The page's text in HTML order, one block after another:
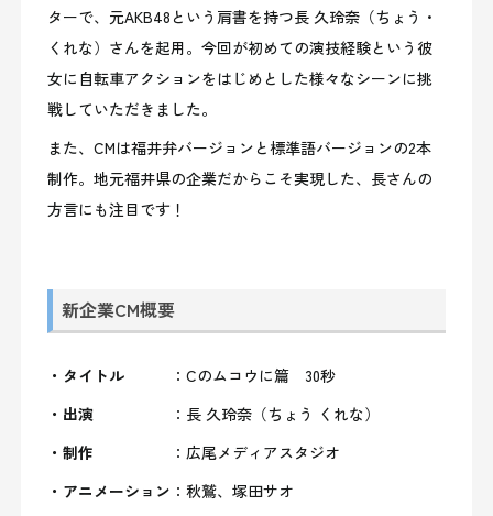
ターで、元AKB48という肩書を持つ長 久玲奈（ちょう・
くれな）さんを起用。今回が初めての演技経験という彼
女に自転車アクションをはじめとした様々なシーンに挑
戦していただきました。
また、CMは福井弁バージョンと標準語バージョンの2本
制作。地元福井県の企業だからこそ実現した、長さんの
方言にも注目です！
新企業CM概要
・タイトル ：Cのムコウに篇 30秒
・出演
：長 久玲奈（ちょう くれな）
・制作
：広尾メディアスタジオ
・アニメーション ：秋鷲、塚田サオ